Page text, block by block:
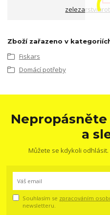
Zboží zařazeno v
Fiskars
Domácí potřeby
a
Můžete se kdykoli
Souhlasím se zpracováním
newsletteru.